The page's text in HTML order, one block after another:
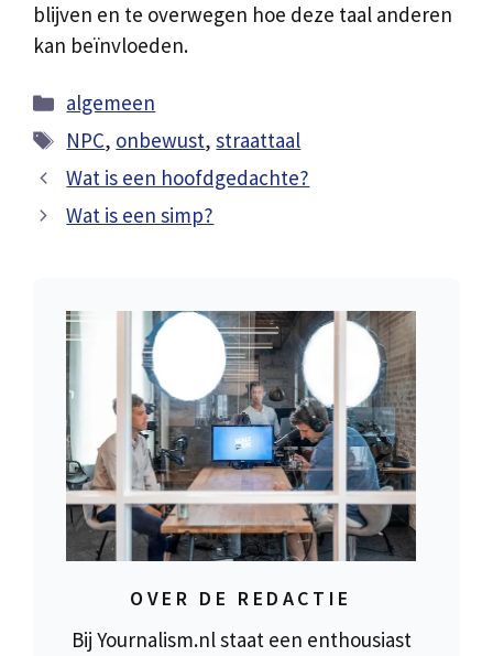
blijven en te overwegen hoe deze taal anderen
kan beïnvloeden.
Categorieën
algemeen
Tags
NPC, onbewust,straattaal
Wat is een hoofdgedachte?
Wat is een simp?
OVER DE REDACTIE
Bij Yournalism.nl staat een enthousiast